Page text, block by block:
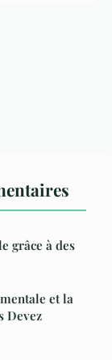
grâce à des
et la
Devez